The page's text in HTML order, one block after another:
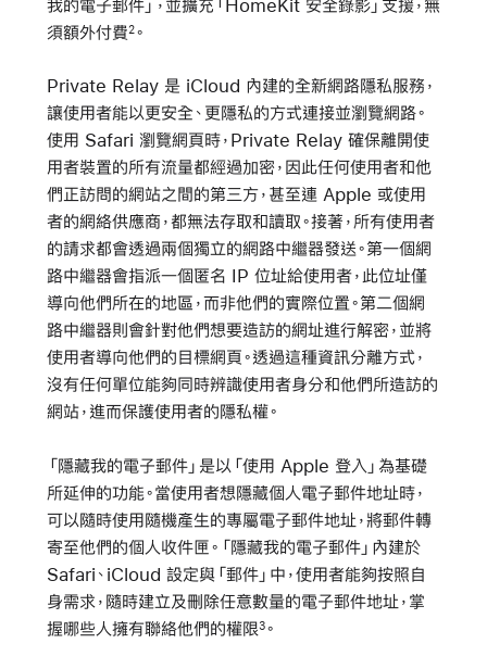
我的電子郵件」，並擴充「HomeKit 安全錄影」支援，無
須額外付費 2。
Private Relay 是 iCloud 內建的全新網路隱私服務，
讓使用者能以更安全、更隱私的方式連接並瀏覽網路。
使用 Safari 瀏覽網頁時，Private Relay 確保離開使
用者裝置的所有流量都經過加密，因此任何使用者和他
們正訪問的網站之間的第三方，甚至連 Apple 或使用
者的網絡供應商，都無法存取和讀取。接著，所有使用者
的請求都會透過兩個獨立的網路中繼器發送。第一個網
路中繼器會指派一個匿名 IP 位址給使用者，此位址僅
導向他們所在的地區，而非他們的實際位置。第二個網
路中繼器則會針對他們想要造訪的網址進行解密，並將
使用者導向他們的目標網頁。透過這種資訊分離方式，
沒有任何單位能夠同時辨識使用者身分和他們所造訪的
網站，進而保護使用者的隱私權。
「隱藏我的電子郵件」是以「使用 Apple 登入」為基礎
所延伸的功能。當使用者想隱藏個人電子郵件地址時，
可以隨時使用隨機產生的專屬電子郵件地址，將郵件轉
寄至他們的個人收件匣。「隱藏我的電子郵件」內建於
Safari、iCloud 設定與「郵件」中，使用者能夠按照自
身需求，隨時建立及刪除任意數量的電子郵件地址，掌
握哪些人擁有聯絡他們的權限 3。